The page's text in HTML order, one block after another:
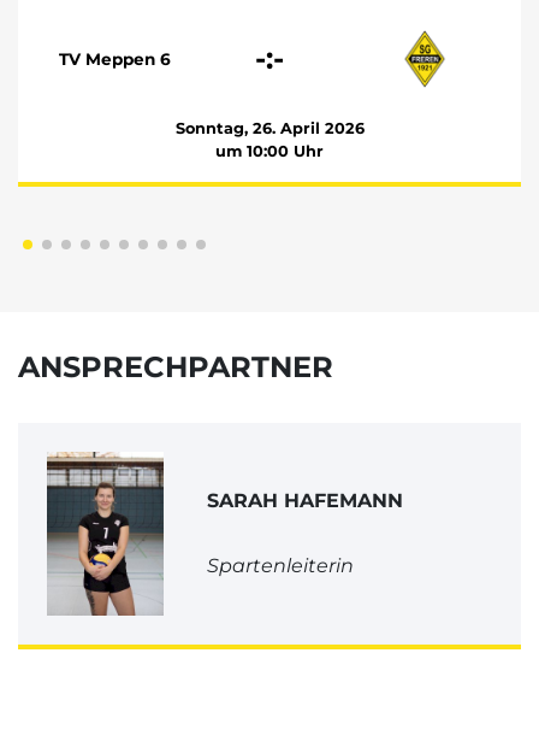
TV Meppen 6 -:-
Sonntag, 26. April 2026
um 10:00 Uhr
ANSPRECHPARTNER
SARAH HAFEMANN
Spartenleiterin